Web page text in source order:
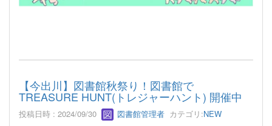
【今出川】図書館秋祭り！図書館で
TREASURE HUNT(トレジャーハント) 開催中
投稿日時 : 2024/09/30 図書館管理者 カテゴリ:NEW